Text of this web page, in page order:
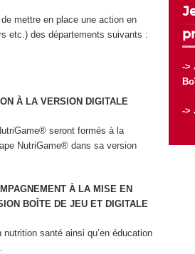
mettre en place une action en
etc.) des départements suivants :
À LA VERSION DIGITALE
® seront formés à la
NutriGame® dans sa version
À LA MISE EN
BOÎTE DE JEU ET DIGITALE
santé ainsi qu’en éducation
->
->